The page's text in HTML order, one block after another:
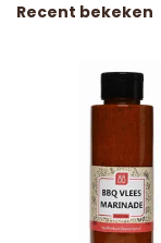
Recent bekeken